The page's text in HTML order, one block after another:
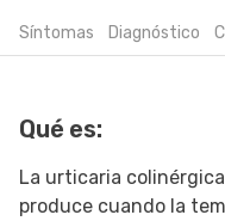
Síntomas Diagnóstico
Qué es:
La urticaria
produce cuando la